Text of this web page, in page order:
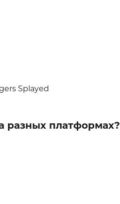
Splayed
разных платформах?